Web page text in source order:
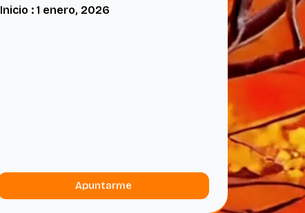
Inicio : 1 enero, 2026
Apuntarme